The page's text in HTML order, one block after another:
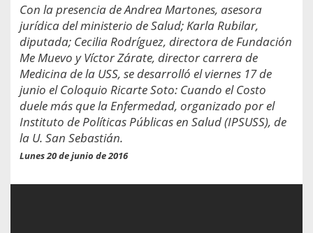
Con la presencia de Andrea Martones, asesora
jurídica del ministerio de Salud; Karla Rubilar,
diputada; Cecilia Rodríguez, directora de Fundación
Me Muevo y Víctor Zárate, director carrera de
Medicina de la USS, se desarrolló el viernes 17 de
junio el Coloquio Ricarte Soto: Cuando el Costo
duele más que la Enfermedad, organizado por el
Instituto de Políticas Públicas en Salud (IPSUSS), de
la U. San Sebastián.
Lunes 20 de junio de 2016